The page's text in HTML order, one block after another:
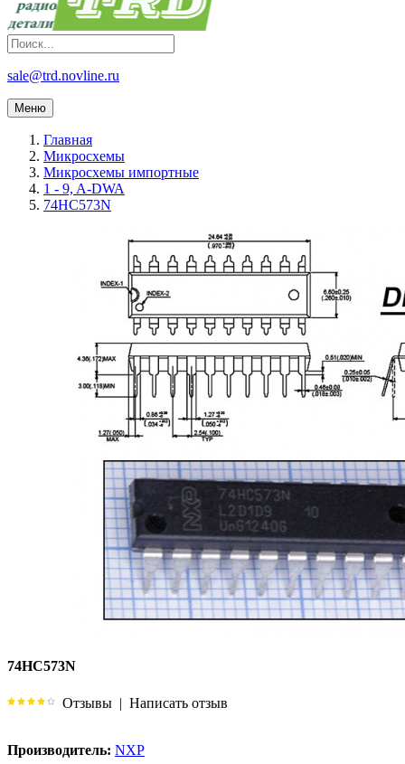
sale@trd.novline.ru
Меню
Главная
Микросхемы
Микросхемы импортные
1 - 9, A-DWA
74HC573N
74HC573N
Отзывы | Написать отзыв
Производитель: NXP